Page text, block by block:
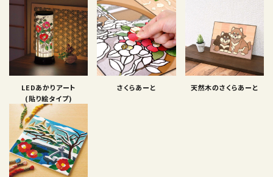
LEDあかりアート
(貼り絵タイプ)
さくらあーと 天然木のさくらあーと